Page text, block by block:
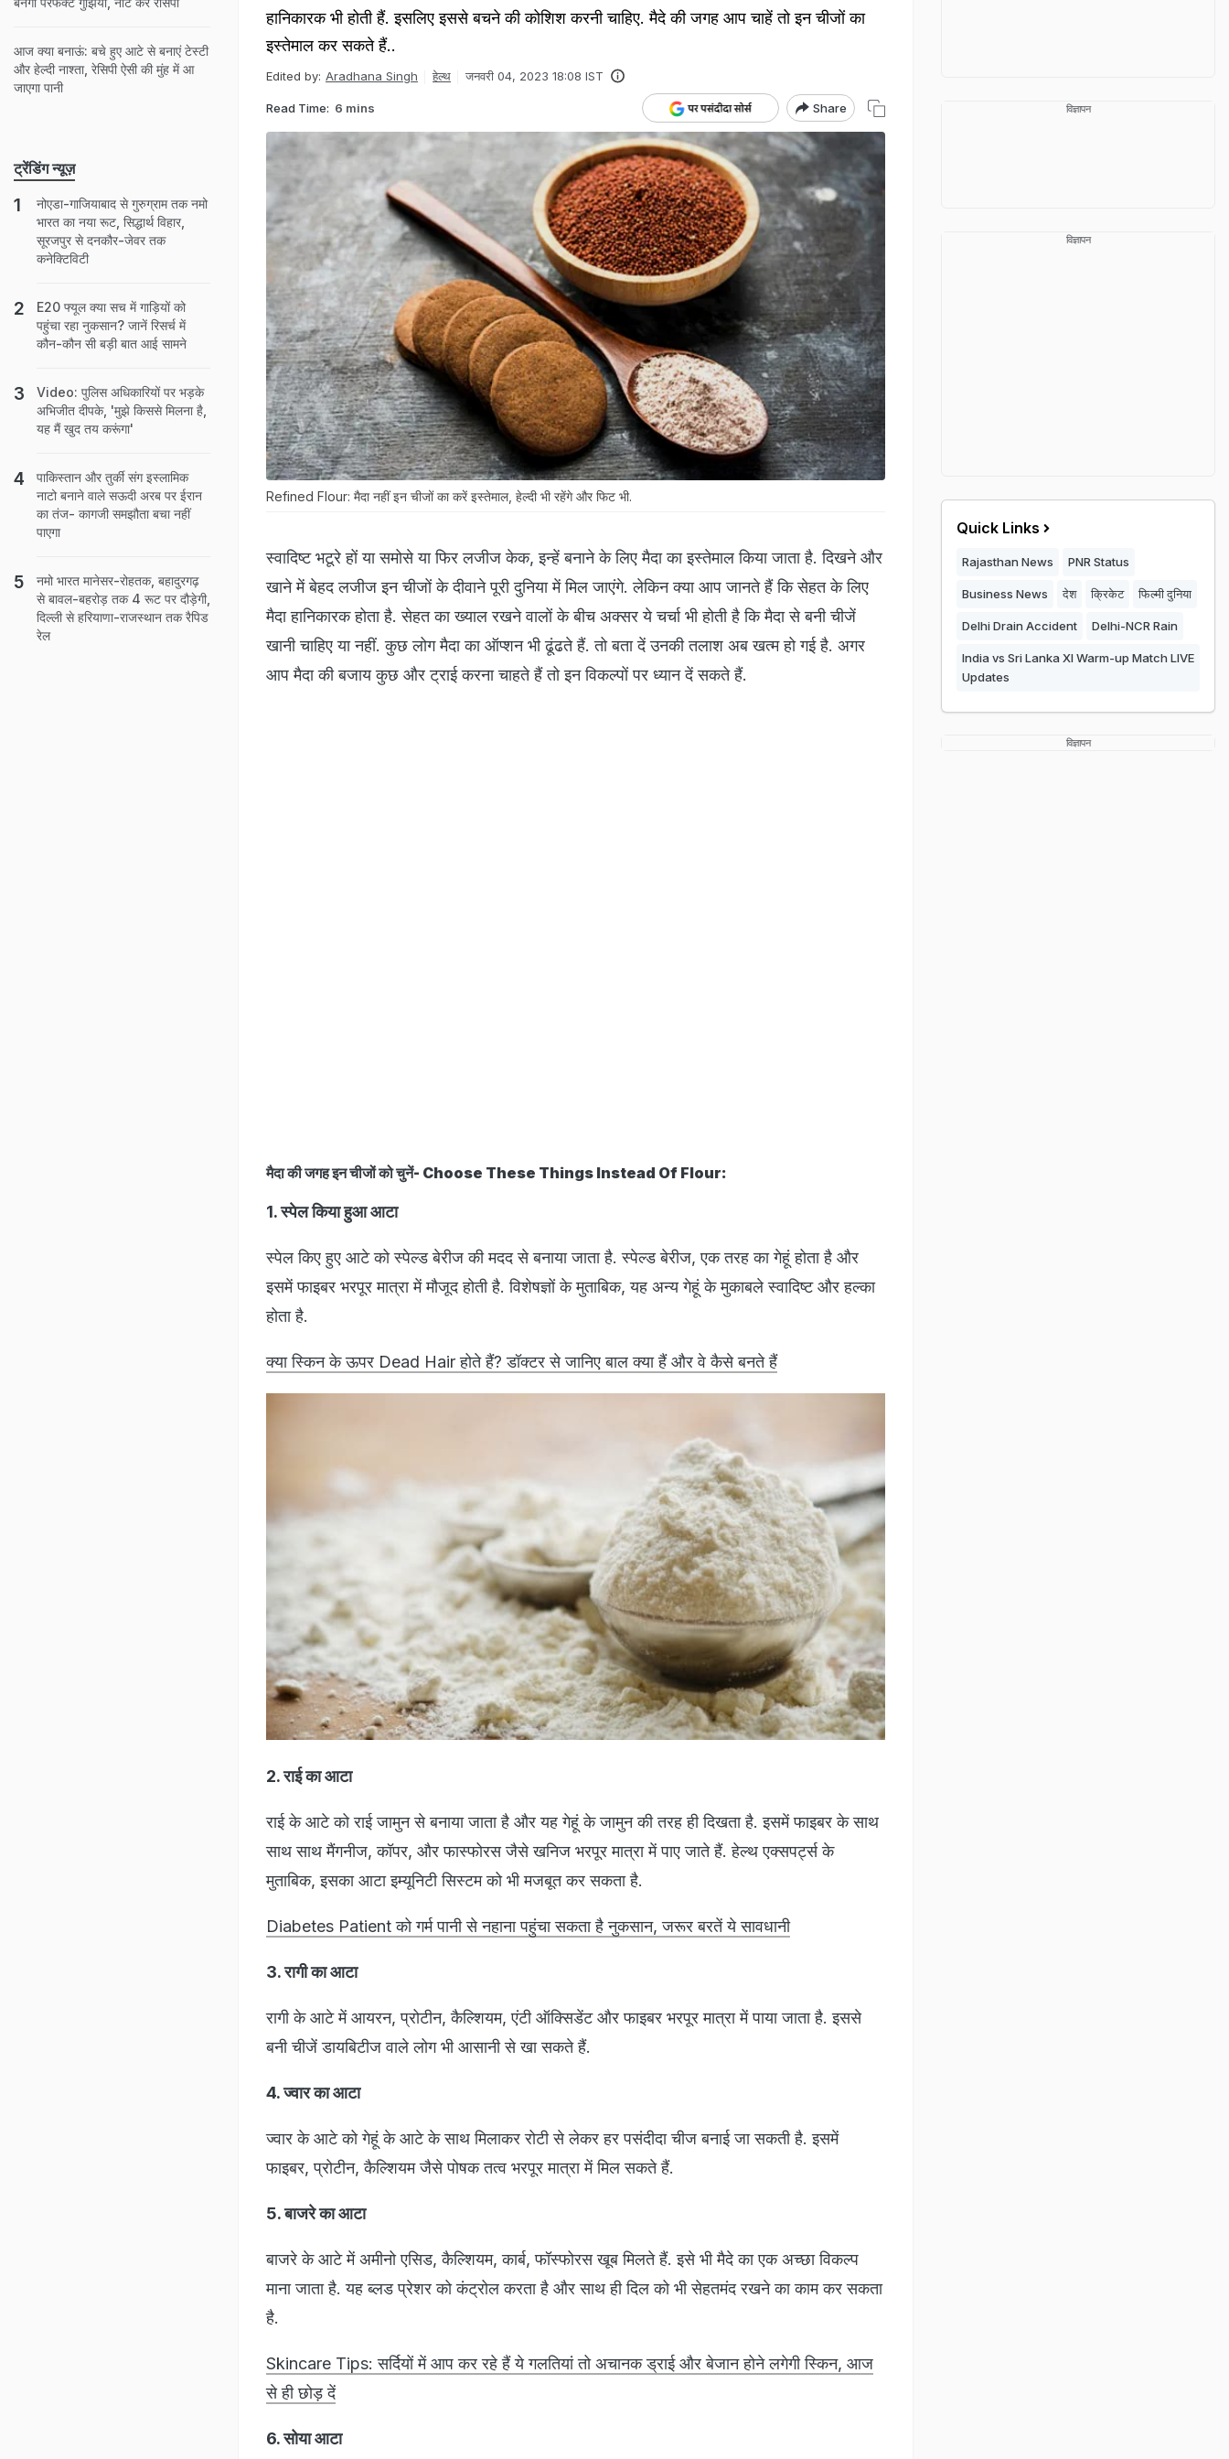
हानिकारक भी होती हैं. इसलिए इससे बचने की कोशिश करनी चाहिए. मैदे की जगह आप चाहें तो इन चीजों का
इस्तेमाल कर सकते हैं..
Edited by: Aradhana Singh हेल्थ जनवरी 04, 2023 18:08 IST
Read Time: 6 mins Share
Refined Flour: मैदा नहीं इन चीजों का करें इस्तेमाल, हेल्दी भी रहेंगे और फिट भी.
स्वादिष्ट भटूरे हों या समोसे या फिर लजीज केक, इन्हें बनाने के लिए मैदा का इस्तेमाल किया जाता है. दिखने और
खाने में बेहद लजीज इन चीजों के दीवाने पूरी दुनिया में मिल जाएंगे. लेकिन क्या आप जानते हैं कि सेहत के लिए
मैदा हानिकारक होता है. सेहत का ख्याल रखने वालों के बीच अक्सर ये चर्चा भी होती है कि मैदा से बनी चीजें
खानी चाहिए या नहीं. कुछ लोग मैदा का ऑप्शन भी ढूंढते हैं. तो बता दें उनकी तलाश अब खत्म हो गई है. अगर
आप मैदा की बजाय कुछ और ट्राई करना चाहते हैं तो इन विकल्पों पर ध्यान दें सकते हैं.
मैदा की जगह इन चीजों को चुनें- Choose These Things Instead Of Flour:
1. स्पेल किया हुआ आटा
स्पेल किए हुए आटे को स्पेल्ड बेरीज की मदद से बनाया जाता है. स्पेल्ड बेरीज, एक तरह का गेहूं होता है और
इसमें फाइबर भरपूर मात्रा में मौजूद होती है. विशेषज्ञों के मुताबिक, यह अन्य गेहूं के मुकाबले स्वादिष्ट और हल्का
होता है.
क्या स्किन के ऊपर Dead Hair होते हैं? डॉक्टर से जानिए बाल क्या हैं और वे कैसे बनते हैं
2. राई का आटा
राई के आटे को राई जामुन से बनाया जाता है और यह गेहूं के जामुन की तरह ही दिखता है. इसमें फाइबर के साथ
साथ साथ मैंगनीज, कॉपर, और फास्फोरस जैसे खनिज भरपूर मात्रा में पाए जाते हैं. हेल्थ एक्सपर्ट्स के
मुताबिक, इसका आटा इम्यूनिटी सिस्टम को भी मजबूत कर सकता है.
Diabetes Patient को गर्म पानी से नहाना पहुंचा सकता है नुकसान, जरूर बरतें ये सावधानी
3. रागी का आटा
रागी के आटे में आयरन, प्रोटीन, कैल्शियम, एंटी ऑक्सिडेंट और फाइबर भरपूर मात्रा में पाया जाता है. इससे
बनी चीजें डायबिटीज वाले लोग भी आसानी से खा सकते हैं.
4. ज्वार का आटा
ज्वार के आटे को गेहूं के आटे के साथ मिलाकर रोटी से लेकर हर पसंदीदा चीज बनाई जा सकती है. इसमें
फाइबर, प्रोटीन, कैल्शियम जैसे पोषक तत्व भरपूर मात्रा में मिल सकते हैं.
5. बाजरे का आटा
बाजरे के आटे में अमीनो एसिड, कैल्शियम, कार्ब, फॉस्फोरस खूब मिलते हैं. इसे भी मैदे का एक अच्छा विकल्प
माना जाता है. यह ब्लड प्रेशर को कंट्रोल करता है और साथ ही दिल को भी सेहतमंद रखने का काम कर सकता
है.
Skincare Tips: सर्दियों में आप कर रहे हैं ये गलतियां तो अचानक ड्राई और बेजान होने लगेगी स्किन, आज
से ही छोड़ दें
6. सोया आटा
आज क्या बनाऊं: बचे हुए आटे से बनाएं टेस्टी
और हेल्दी नाश्ता, रेसिपी ऐसी की मुंह में आ
जाएगा पानी
ट्रेंडिंग न्यूज़
नोएडा-गाजियाबाद से गुरुग्राम तक नमो
भारत का नया रूट, सिद्धार्थ विहार,
सूरजपुर से दनकौर-जेवर तक
कनेक्टिविटी
E20 फ्यूल क्या सच में गाड़ियों को
पहुंचा रहा नुकसान? जानें रिसर्च में
कौन-कौन सी बड़ी बात आई सामने
Video: पुलिस अधिकारियों पर भड़के
अभिजीत दीपके, 'मुझे किससे मिलना है,
यह मैं खुद तय करूंगा'
पाकिस्तान और तुर्की संग इस्लामिक
नाटो बनाने वाले सऊदी अरब पर ईरान
का तंज- कागजी समझौता बचा नहीं
पाएगा
नमो भारत मानेसर-रोहतक, बहादुरगढ़
से बावल-बहरोड़ तक 4 रूट पर दौड़ेगी,
दिल्ली से हरियाणा-राजस्थान तक रैपिड
रेल
विज्ञापन
विज्ञापन
Quick Links
Rajasthan News PNR Status
Business News देश क्रिकेट फिल्मी दुनिया
Delhi Drain Accident Delhi-NCR Rain
India vs Sri Lanka XI Warm-up Match LIVE
Updates
विज्ञापन